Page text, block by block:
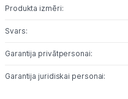
Tet pakalpojumi
Informācija
Produkta izmēri:
Svars:
Garantija privātpersonai:
Garantija juridiskai personai: